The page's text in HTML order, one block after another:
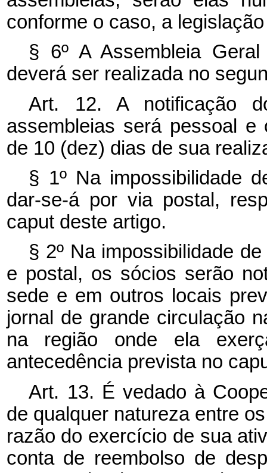
conforme o caso, a
§ 6º A Assembleia
deverá ser realizada no
Art. 12. A notificação
assembleias será pessoal e
de 10 (dez) dias de sua
§ 1º Na impossibilidade
dar-se-á por via postal,
caput deste artigo.
§ 2º Na impossibilidade
e postal, os sócios serão
sede e em outros locais
jornal de grande circulação
na região onde ela
antecedência prevista no
Art. 13. É vedado à
de qualquer natureza entre
razão do exercício de sua
conta de reembolso de